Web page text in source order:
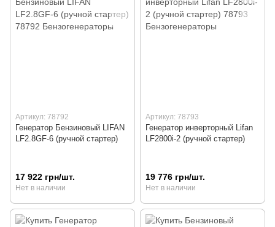
Артикул: 78792
Генератор Бензиновый LIFAN
LF2.8GF-6 (ручной стартер)
17 922 грн/шт.
Нет в наличии
Артикул: 78793
Генератор инверторный Lifan
LF2800i-2 (ручной стартер)
19 776 грн/шт.
Нет в наличии